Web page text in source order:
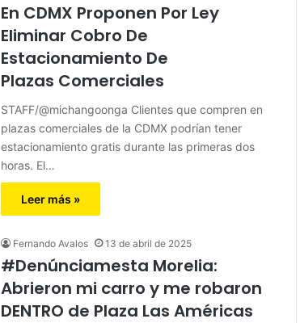
En CDMX Proponen Por Ley
Eliminar Cobro De
Estacionamiento De
Plazas Comerciales
STAFF/@michangoonga Clientes que compren en
plazas comerciales de la CDMX podrían tener
estacionamiento gratis durante las primeras dos
horas. El…
Leer más »
Fernando Avalos 13 de abril de 2025
#Denúnciamesta Morelia:
Abrieron mi carro y me robaron
DENTRO de Plaza Las Américas